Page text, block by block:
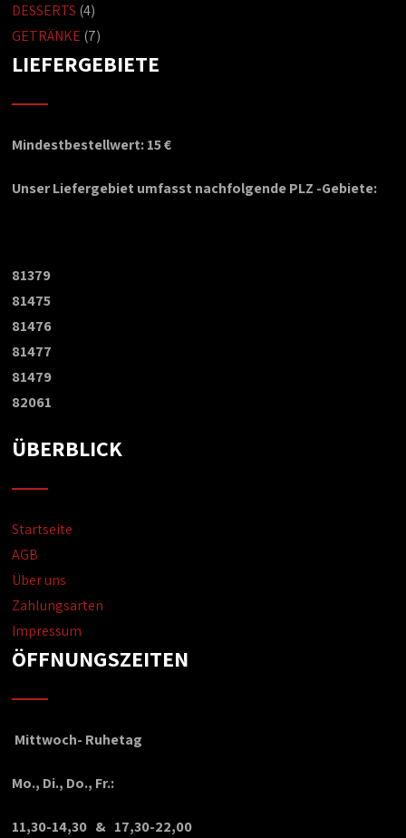
DESSERTS (4)
GETRÄNKE (7)
LIEFERGEBIETE
Mindestbestellwert: 15 €
Unser Liefergebiet umfasst nachfolgende PLZ -Gebiete:
81379
81475
81476
81477
81479
82061
ÜBERBLICK
Startseite
AGB
Über uns
Zahlungsarten
Impressum
ÖFFNUNGSZEITEN
Mittwoch- Ruhetag
Mo., Di., Do., Fr.:
11,30-14,30 & 17,30-22,00